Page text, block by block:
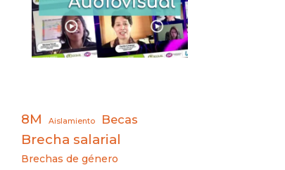
8M Aislamiento Becas
Brecha salarial
Brechas de género